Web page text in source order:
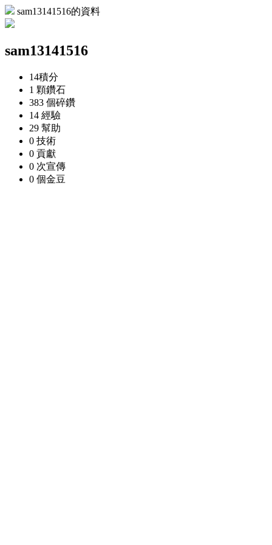
sam13141516的資料
sam13141516
14積分
1 顆鑽石
383 個碎鑽
14 經驗
29 幫助
0 技術
0 貢獻
0 次宣傳
0 個金豆